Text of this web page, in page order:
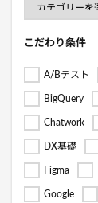
こだわり条件
A/Bテスト
BigQuery
Chatwork
DX基礎
Figma
Google